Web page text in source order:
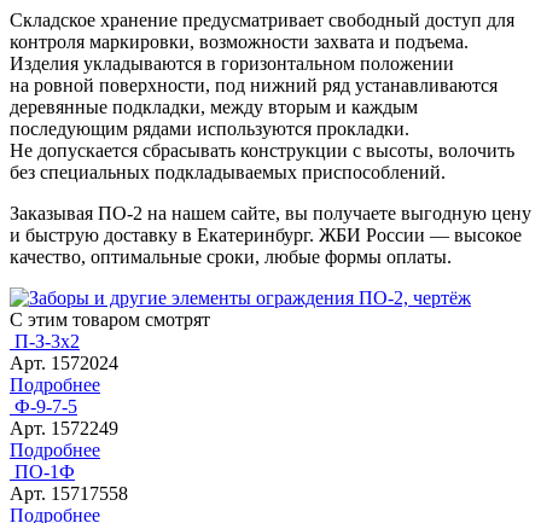
Складское хранение предусматривает свободный доступ для
контроля маркировки, возможности захвата и подъема.
Изделия укладываются в горизонтальном положении
на ровной поверхности, под нижний ряд устанавливаются
деревянные подкладки, между вторым и каждым
последующим рядами используются прокладки.
Не допускается сбрасывать конструкции с высоты, волочить
без специальных подкладываемых приспособлений.
Заказывая ПО-2 на нашем сайте, вы получаете выгодную цену
и быструю доставку в Екатеринбург. ЖБИ России — высокое
качество, оптимальные сроки, любые формы оплаты.
С этим товаром смотрят
П-З-3х2
Арт. 1572024
Подробнее
Ф-9-7-5
Арт. 1572249
Подробнее
ПО-1Ф
Арт. 15717558
Подробнее